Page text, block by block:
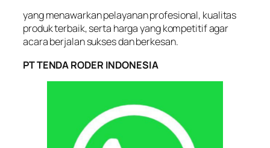
yang menawarkan pelayanan profesional, kualitas
produk terbaik, serta harga yang kompetitif agar
acara berjalan sukses dan berkesan.
PT TENDA RODER INDONESIA